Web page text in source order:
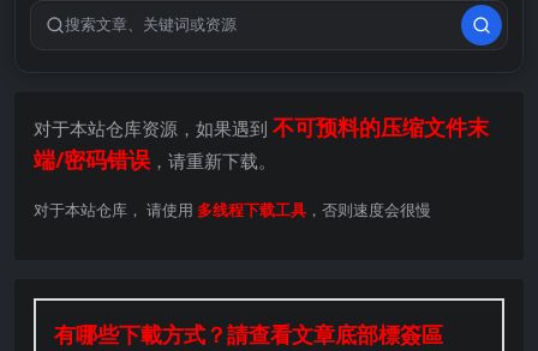
搜索关键词
对于本站仓库资源，如果遇到 不可预料的压缩文件末
端/密码错误 ，请重新下载。
对于本站仓库， 请使用 多线程下载工具 ，否则速度会很慢
有哪些下載方式？請查看文章底部標簽區